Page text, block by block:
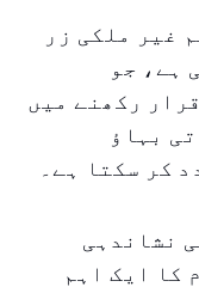
غیر ملکی زر
ہے، جو
رکھنے میں
بہاؤ
کر سکتا ہے۔
نشاندہی
کا ایک اہم